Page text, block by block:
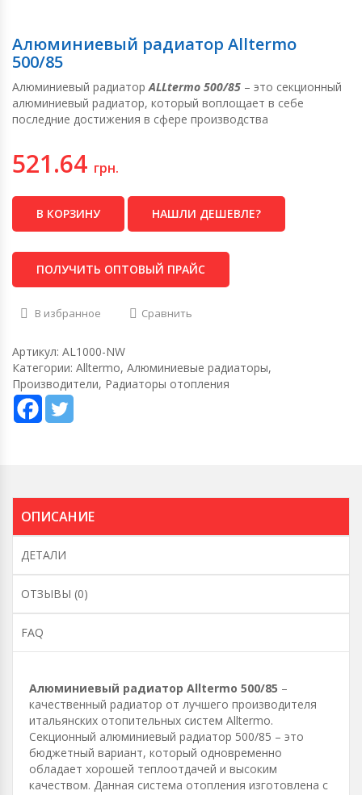
Алюминиевый радиатор Alltermo
500/85
Алюминиевый радиаторALLtermo 500/85 – это секционный
алюминиевый радиатор, который воплощает в себе
последние достижения в сфере производства
521.64 грн.
В КОРЗИНУ НАШЛИ ДЕШЕВЛЕ?
ПОЛУЧИТЬ ОПТОВЫЙ ПРАЙС
В избранное Сравнить
Артикул: AL1000-NW
Категории: Alltermo, Алюминиевые радиаторы,
Производители, Радиаторы отопления
ОПИСАНИЕ
ДЕТАЛИ
ОТЗЫВЫ (0)
FAQ
Алюминиевый радиатор Alltermo 500/85 –
качественный радиатор от лучшего производителя
итальянских отопительных систем Alltermo.
Секционный алюминиевый радиатор 500/85 – это
бюджетный вариант, который одновременно
обладает хорошей теплоотдачей и высоким
качеством. Данная система отопления изготовлена с